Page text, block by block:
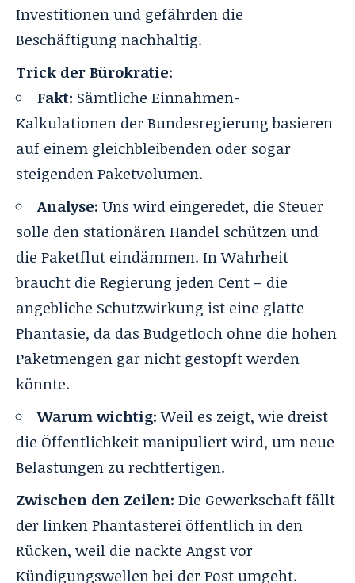
Investitionen und gefährden die
Beschäftigung nachhaltig.
Trick der Bürokratie:
Fakt: Sämtliche Einnahmen-
Kalkulationen der Bundesregierung basieren
auf einem gleichbleibenden oder sogar
steigenden Paketvolumen.
Analyse: Uns wird eingeredet, die Steuer
solle den stationären Handel schützen und
die Paketflut eindämmen. In Wahrheit
braucht die Regierung jeden Cent – die
angebliche Schutzwirkung ist eine glatte
Phantasie, da das Budgetloch ohne die hohen
Paketmengen gar nicht gestopft werden
könnte.
Warum wichtig:Weil es zeigt, wie dreist
die Öffentlichkeit manipuliert wird, um neue
Belastungen zu rechtfertigen.
Zwischen den Zeilen: Die Gewerkschaft fällt
der linken Phantasterei öffentlich in den
Rücken, weil die nackte Angst vor
Kündigungswellen bei der Post umgeht.